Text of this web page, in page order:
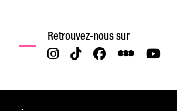
Retrouvez-nous sur